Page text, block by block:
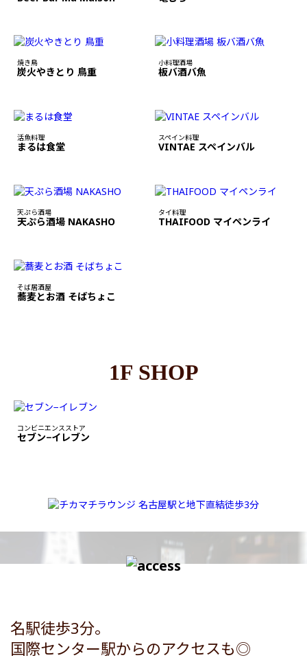
焼き鳥
炭火やきとり 鳥重
小料理酒場
板バ酒バ魚
活魚料理
まるは食堂
スペイン料理
VINTAE スペインバル
天ぷら酒場
天ぷら酒場 NAKASHO
タイ料理
THAIFOOD マイペンライ
そば居酒屋
蕎麦とお酒 そばちょこ
1F SHOP
コンビニエンスストア
セブン−イレブン
名駅徒歩3分。
国際センター駅からのアクセスも◎